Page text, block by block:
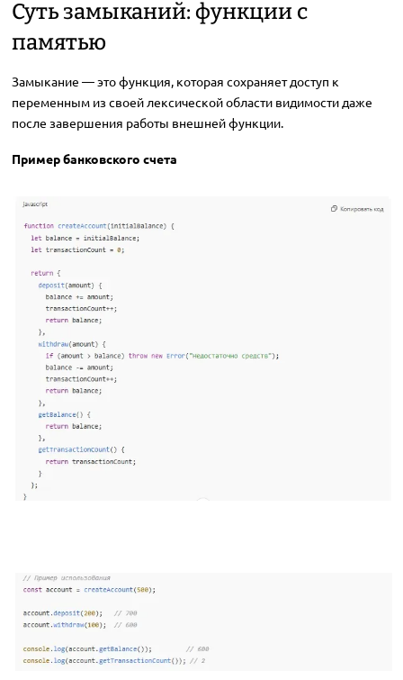
Суть замыканий: функции с
памятью
Замыкание — это функция, которая сохраняет доступ к
переменным из своей лексической области видимости даже
после завершения работы внешней функции.
Пример банковского счета